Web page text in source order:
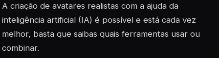
A criação de avatares realistas com a ajuda da
inteligência artificial (IA) é possível e está cada vez
melhor, basta que saibas quais ferramentas usar ou
combinar.